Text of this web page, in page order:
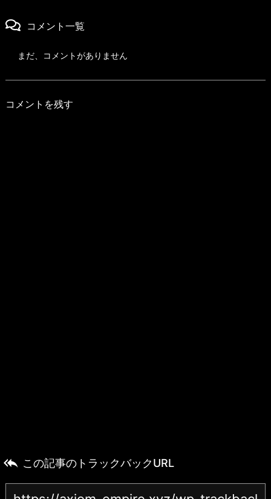
コメント一覧
まだ、コメントがありません
コメントを残す
 この記事のトラックバックURL